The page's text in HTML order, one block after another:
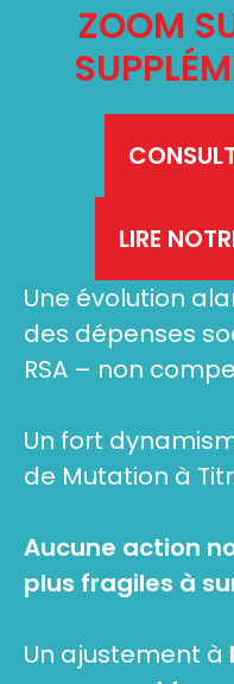
ZOOM
LIRE
Une évolution
des dépenses
RSA – non
Un fort
de Mutation à
Aucune action
plus fragiles à
Un ajustement à